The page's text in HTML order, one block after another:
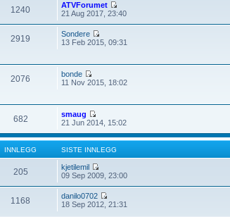
1240
ATVForumet
21 Aug 2017, 23:40
2919
Sondere
13 Feb 2015, 09:31
2076
bonde
11 Nov 2015, 18:02
682
smaug
21 Jun 2014, 15:02
INNLEGG SISTE INNLEGG
205
kjetilemil
09 Sep 2009, 23:00
1168
danilo0702
18 Sep 2012, 21:31